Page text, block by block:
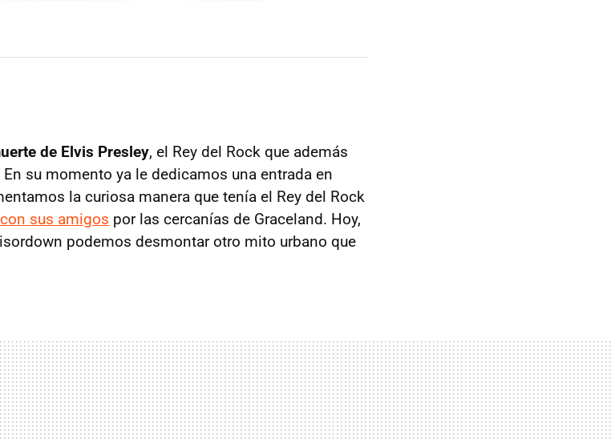
de Elvis Presley, el Rey del Rock que además
su momento ya le dedicamos una entrada en
la curiosa manera que tenía el Rey del Rock
sus amigos por las cercanías de Graceland. Hoy,
podemos desmontar otro mito urbano que